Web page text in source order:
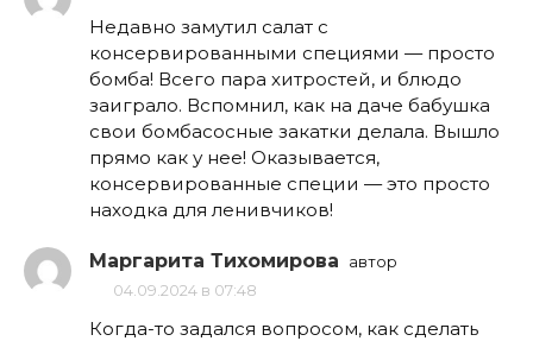
Недавно замутил салат с
консервированными специями — просто
бомба! Всего пара хитростей, и блюдо
заиграло. Вспомнил, как на даче бабушка
свои бомбасосные закатки делала. Вышло
прямо как у нее! Оказывается,
консервированные специи — это просто
находка для ленивчиков!
Маргарита Тихомирова
автор
04.09.2024 в 07:48
Когда-то задался вопросом, как сделать